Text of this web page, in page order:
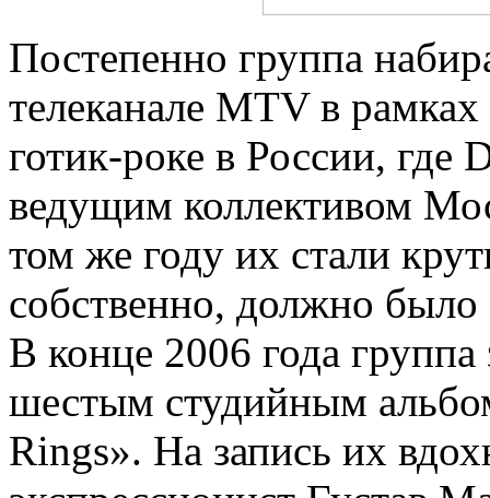
Постепенно группа
телеканале MTV в
готик-роке в России, где
ведущим коллективом
том же году их стали
собственно, должно было
В конце 2006 года
шестым студийным
Rings». На запись их